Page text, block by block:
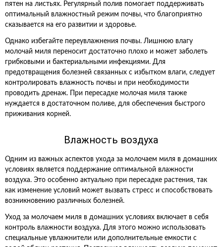
пятен на листьях. Регулярный полив помогает поддерживать
оптимальный влажностный режим почвы, что благоприятно
сказывается на его развитии и здоровье.
Однако избегайте переувлажнения почвы. Лишнюю влагу
молочай миля переносит достаточно плохо и может заболеть
грибковыми и бактериальными инфекциями. Для
предотвращения болезней связанных с избытком влаги, следует
контролировать влажность почвы и при необходимости
проводить дренаж. При пересадке молочая миля также
нуждается в достаточном поливе, для обеспечения быстрого
приживания корней.
Влажность воздуха
Одним из важных аспектов ухода за молочаем миля в домашних
условиях является поддержание оптимальной влажности
воздуха. Это особенно актуально при пересадке растения, так
как изменение условий может вызвать стресс и способствовать
возникновению различных болезней.
Уход за молочаем миля в домашних условиях включает в себя
контроль влажности воздуха. Для этого можно использовать
специальные увлажнители или дополнительные емкости с